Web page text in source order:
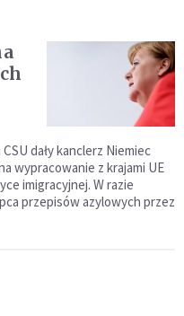
dały kanclerz Niemiec
wypracowanie z krajami UE
imigracyjnej. W razie
przepisów azylowych przez